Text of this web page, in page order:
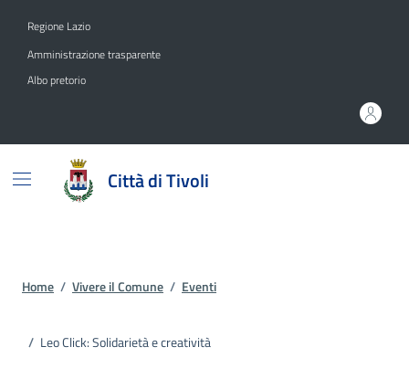
Regione Lazio
Amministrazione trasparente
Albo pretorio
Città di Tivoli
Home / Vivere il Comune / Eventi
/ Leo Click: Solidarietà e creatività